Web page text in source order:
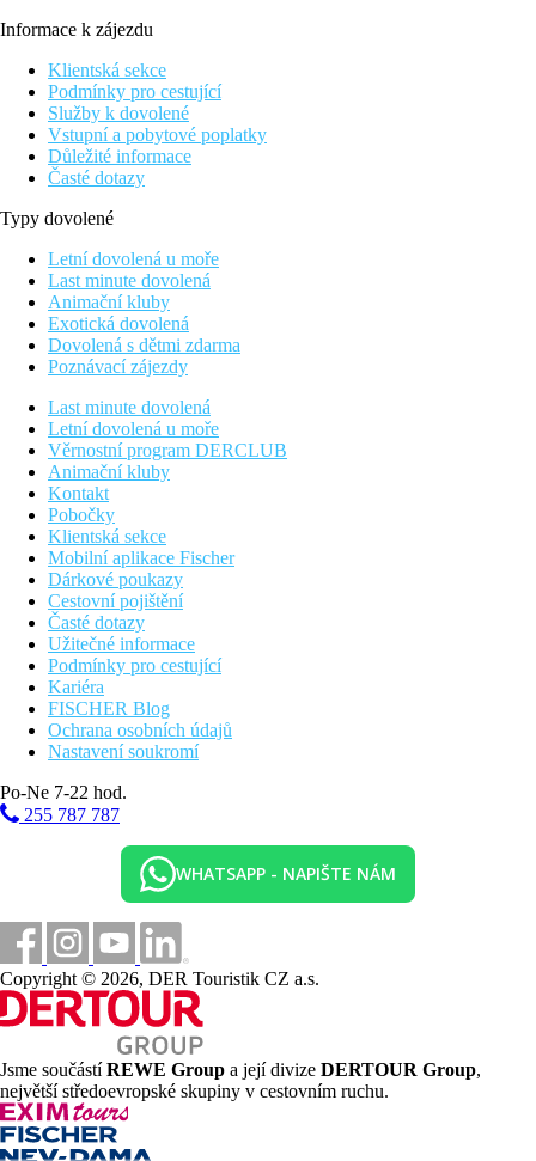
Informace k zájezdu
Klientská sekce
Podmínky pro cestující
Služby k dovolené
Vstupní a pobytové poplatky
Důležité informace
Časté dotazy
Typy dovolené
Letní dovolená u moře
Last minute dovolená
Animační kluby
Exotická dovolená
Dovolená s dětmi zdarma
Poznávací zájezdy
Last minute dovolená
Letní dovolená u moře
Věrnostní program DERCLUB
Animační kluby
Kontakt
Pobočky
Klientská sekce
Mobilní aplikace Fischer
Dárkové poukazy
Cestovní pojištění
Časté dotazy
Užitečné informace
Podmínky pro cestující
Kariéra
FISCHER Blog
Ochrana osobních údajů
Nastavení soukromí
Po-Ne 7-22 hod.
255 787 787
WHATSAPP - NAPIŠTE NÁM
Copyright © 2026, DER Touristik CZ a.s.
Jsme součástíREWE Group a její divize DERTOUR Group,
největší středoevropské skupiny v cestovním ruchu.